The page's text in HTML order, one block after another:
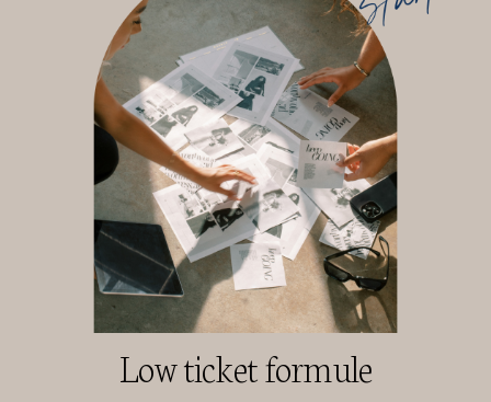
Low ticket formule